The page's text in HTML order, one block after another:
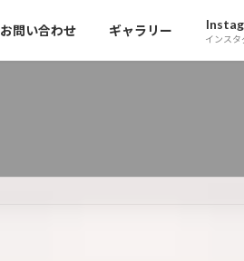
お問い合わせ ギャラリー
インスタ